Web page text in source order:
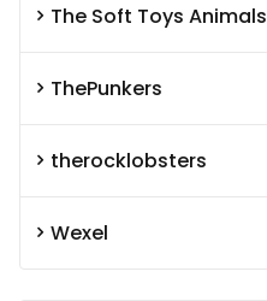
The Soft Toys Animals
ThePunkers
therocklobsters
Wexel